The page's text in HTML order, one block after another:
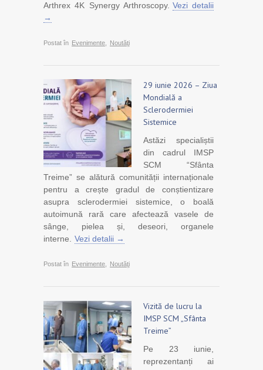
Arthrex 4K Synergy Arthroscopy. Vezi detalii
→
Postat în Evenimente Noutăţi
29 iunie 2026 – Ziua
Mondială a
Sclerodermiei
Sistemice
Astăzi specialiștii
din cadrul IMSP
SCM “Sfânta
Treime” se alătură comunității internaționale
pentru a crește gradul de conștientizare
asupra sclerodermiei sistemice, o boală
autoimună rară care afectează vasele de
sânge, pielea și, deseori, organele
interne.
Vezi detalii →
Postat în Evenimente Noutăţi
Vizită de lucru la
IMSP SCM „Sfânta
Treime”
Pe 23 iunie,
reprezentanți ai